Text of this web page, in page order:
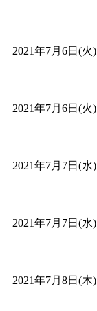
レ
ット
「み
de
す」
2021年7月6日(火)
2021年7月6日(火)
2021年7月7日(水)
2021年7月7日(水)
2021年7月8日(木)